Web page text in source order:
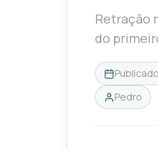
Retração
do
Pedro